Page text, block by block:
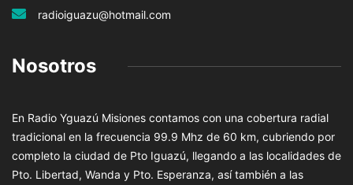
radioiguazu@hotmail.com
Nosotros
En Radio Yguazú Misiones contamos con una cobertura radial
tradicional en la frecuencia 99.9 Mhz de 60 km, cubriendo por
completo la ciudad de Pto Iguazú, llegando a las localidades de
Pto. Libertad, Wanda y Pto. Esperanza, así también a las